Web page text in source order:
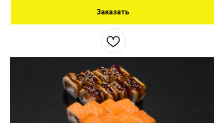
Заказать